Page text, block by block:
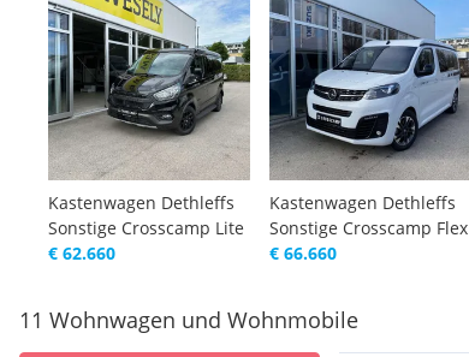
Kastenwagen Dethleffs
Sonstige Crosscamp Lite
€ 62.660
Kastenwagen Dethleffs
Sonstige Crosscamp Flex
€ 66.660
11 Wohnwagen und Wohnmobile